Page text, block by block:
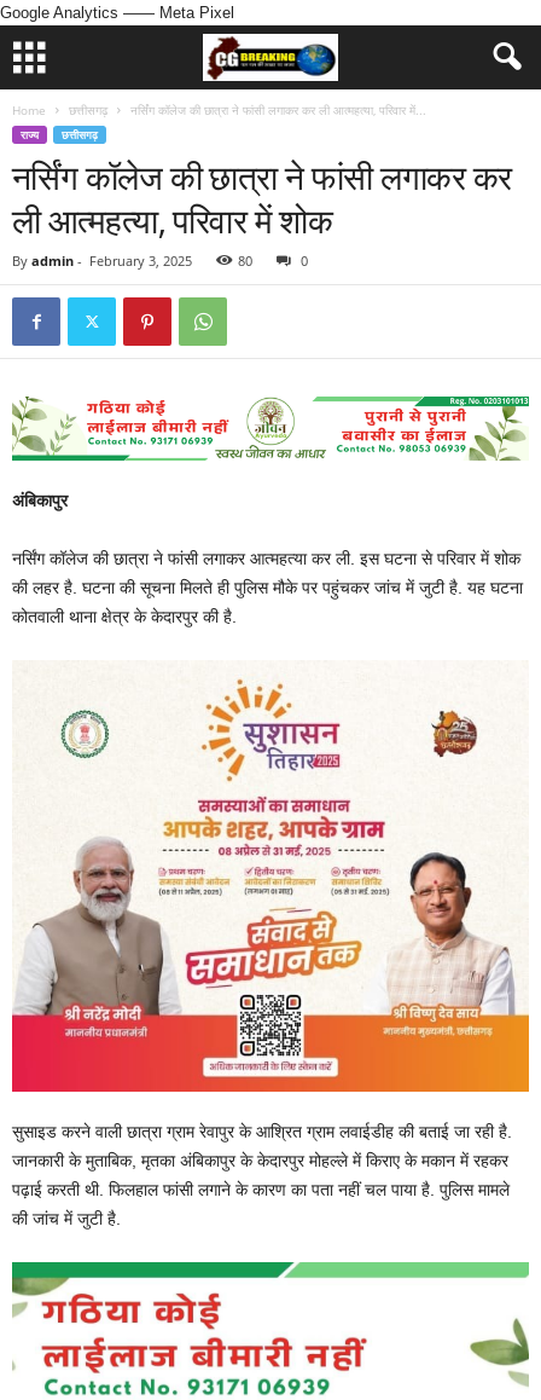
Google Analytics —— Meta Pixel
Home छत्तीसगढ़ नर्सिंग कॉलेज की छात्रा ने फांसी लगाकर कर ली आत्महत्या, परिवार में...
राज्य छत्तीसगढ़
नर्सिंग कॉलेज की छात्रा ने फांसी लगाकर कर
ली आत्महत्या, परिवार में शोक
By admin - February 3, 2025 80 0
अंबिकापुर
नर्सिंग कॉलेज की छात्रा ने फांसी लगाकर आत्महत्या कर ली. इस घटना से परिवार में शोक
की लहर है. घटना की सूचना मिलते ही पुलिस मौके पर पहुंचकर जांच में जुटी है. यह घटना
कोतवाली थाना क्षेत्र के केदारपुर की है.
सुसाइड करने वाली छात्रा ग्राम रेवापुर के आश्रित ग्राम लवाईडीह की बताई जा रही है.
जानकारी के मुताबिक, मृतका अंबिकापुर के केदारपुर मोहल्ले में किराए के मकान में रहकर
पढ़ाई करती थी. फिलहाल फांसी लगाने के कारण का पता नहीं चल पाया है. पुलिस मामले
की जांच में जुटी है.